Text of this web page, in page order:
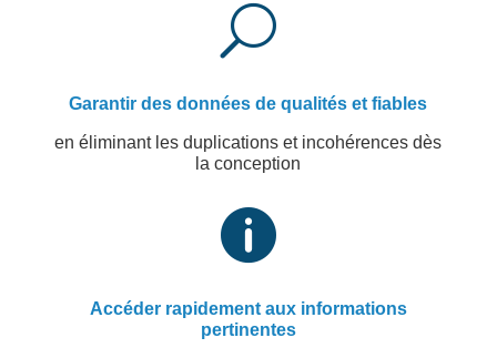
U
Garantir des données de qualités et fiables
en éliminant les duplications et incohérences dès
la conception

Accéder rapidement aux informations
pertinentes